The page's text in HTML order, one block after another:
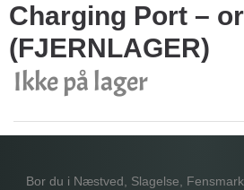
Charging Port –
(FJERNLAGER)
Ikke på lager
Bor du i Næstved, Slagelse,